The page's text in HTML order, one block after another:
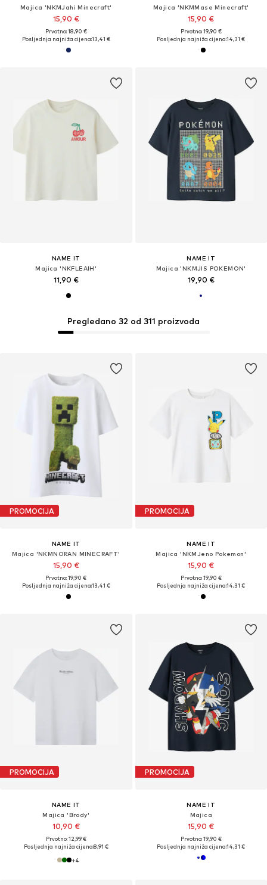
Majica 'NKMJahi Minecraft'
15,90 €
Prvotno: 18,90 €
Posljednja najniža cijena:13,41 €
Majica 'NKMMase Minecraft'
15,90 €
Prvotno: 19,90 €
Posljednja najniža cijena:14,31 €
NAME IT
Majica 'NKFLEAIH'
11,90 €
NAME IT
Majica 'NKMJIS POKEMON'
19,90 €
PROMOCIJA
NAME IT
Majica 'NKMNORAN MINECRAFT'
15,90 €
Prvotno: 19,90 €
Posljednja najniža cijena:13,41 €
Pregledano 32 od 311 proizvoda
PROMOCIJA
NAME IT
Majica 'NKMJeno Pokemon'
15,90 €
Prvotno: 19,90 €
Posljednja najniža cijena:14,31 €
PROMOCIJA
NAME IT
Majica 'Brody'
10,90 €
Prvotno: 12,99 €
Posljednja najniža cijena:8,91 €
+4
PROMOCIJA
NAME IT
Majica
15,90 €
Prvotno: 19,90 €
Posljednja najniža cijena:14,31 €